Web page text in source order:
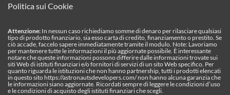
Politica sui Cookie
Attenzione: In nessun caso richiediamo somme di denaro per rilasciare qualsiasi
tipo di prodotto finanziario, sia esso carta di credito, finanziamento o prestito. Se
ciò accade, faccelo sapere immediatamente tramite il modulo. Note: Lavoriamo
per mantenere tutte le informazioni il più aggiornate possibile. È interessante
notare che queste informazioni possono differire dalle informazioni trovate sui
siti Web di istituti finanziari e/o fornitori di servizi di un sito Web specifico. Per
quanto riguarda le istituzioni che non hanno partnership, tutti i prodotti elencati
in questo sito https://astronautsdevelopers.com/ non hanno alcuna garanzia che
le informazioni siano aggiornate. Ricordati sempre di leggere le condizioni d’uso
e le condizioni di acquisto degli istituti finanziari che scegli.